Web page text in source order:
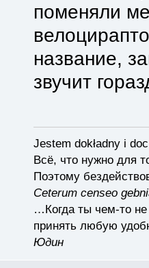
поменяли
название,
звучит
Jestem dokładny i
Всё, что нужно для
Поэтому
Ceterum censeo
…Когда ты чем-то не
принять любую
Юдин